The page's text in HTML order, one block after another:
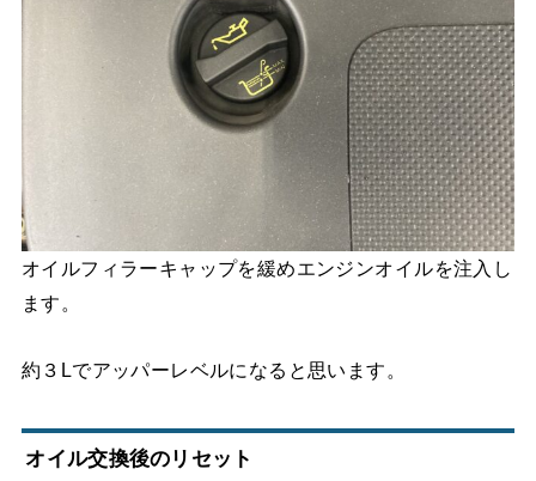
オイルフィラーキャップを緩めエンジンオイルを注入し
ます。
約３Lでアッパーレベルになると思います。
オイル交換後のリセット